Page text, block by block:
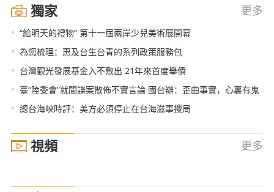
獨家 更多
• “給明天的禮物” 第十一屆兩岸少兒美術展開幕
• 為您梳理：惠及台生台青的系列政策服務包
• 台灣觀光發展基金入不敷出 21年來首度舉債
• 臺“陸委會”就間諜案散佈不實言論 國台辦：歪曲事實，心裏有鬼
• 總台海峽時評：美方必須停止在台海滋事攪局
視頻 更多